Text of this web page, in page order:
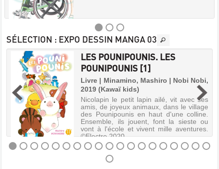
PERFECT
WORLD
PERFECT
WORLD
[2]
Livre
Aruga,
SÉLECTION : EXPO DESSIN MANGA 03
LES POUNIPOUNIS. LES
POUNIPOUNIS [1]
Livre | Minamino, Mashiro | Nobi Nobi,
2019 (Kawaï kids)
Nicolapin le petit lapin ailé, vit avec ses
amis, de joyeux animaux, dans le village
des Pounipounis en haut d'une colline.
Ensemble, ils jouent, font la sieste ou
vont à l'école et vivent mille aventures.
©Electre 2020